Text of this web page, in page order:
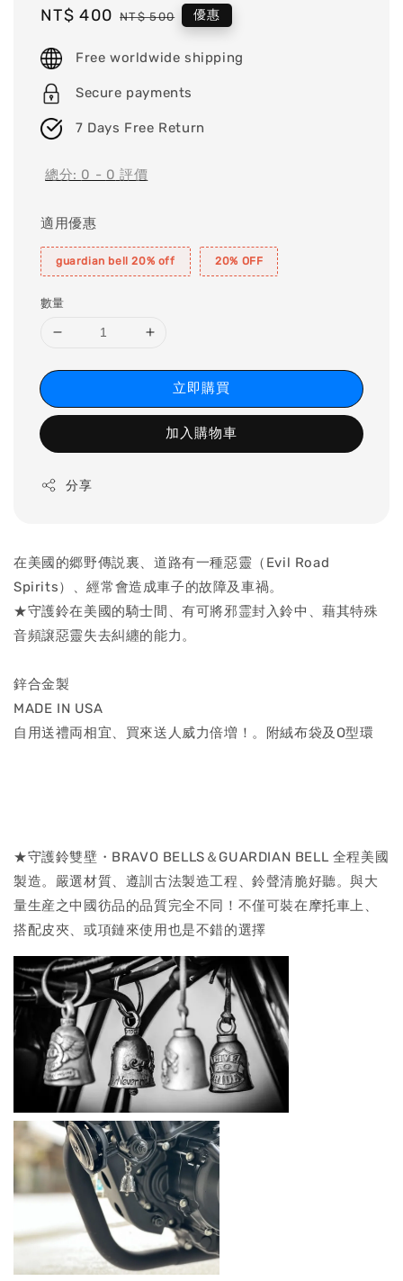
Sale
NT$ 400 Regular
NT$ 500 優惠
Free worldwide shipping
Secure payments
7 Days Free Return
總分: 0 - 0 評價
適用優惠
guardian bell 20% off 20% OFF
數量
立即購買
加入購物車
分享
在美國的郷野傳説裏、道路有一種惡靈（Evil Road
Spirits）、經常會造成車子的故障及車禍。
★守護鈴在美國的騎士間、有可將邪霊封入鈴中、藉其特殊
音頻譲惡靈失去糾纏的能力。
鋅合金製
MADE IN USA
自用送禮両相宜、買來送人威力倍増！。附絨布袋及O型環
★守護鈴雙壁・BRAVO BELLS＆GUARDIAN BELL 全程美國
製造。嚴選材質、遵訓古法製造工程、鈴聲清脆好聽。與大
量生産之中國彷品的品質完全不同！不僅可裝在摩托車上、
搭配皮夾、或項鏈來使用也是不錯的選擇